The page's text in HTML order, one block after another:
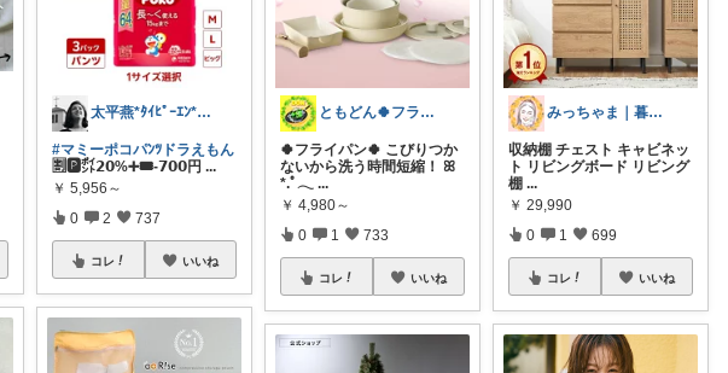
太平燕*ﾀｲﾋﾟｰｴﾝ*熊本は負けんバイ
#マミーポコパﾝﾂドラえもん
🈹🅿️㌽𝟮𝟬%➕🎟️-𝟳𝟬𝟬円...
￥ 5,956～
0 2 737
コレ いいね
ともどん🍀フライパン料理ある暮らし🍳
🍀フライパン🍀 こびりつか
ないから洗う時間短縮！ ꕤ
*.ﾟ𓂃 ...
￥ 4,980～
0 1 733
コレ いいね
みっちゃま｜暮らし整うお買い物🌿
収納棚 チェスト キャビネッ
ト リビングボード リビング
棚...
￥ 29,990
0 1 699
コレ いいね